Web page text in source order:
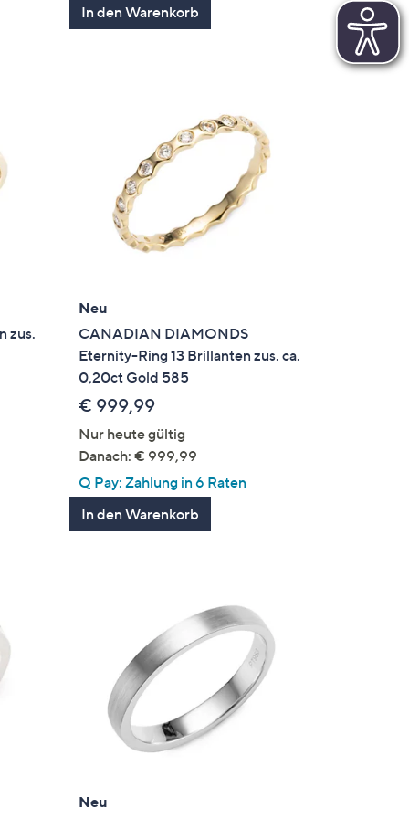
In den Warenkorb
zus.
Neu
CANADIAN DIAMONDS
Eternity-Ring 13 Brillanten zus. ca.
0,20ct Gold 585
€ 999,99
Nur heute gültig
Danach: € 999,99
Q Pay: Zahlung in 6 Raten
In den Warenkorb
Neu